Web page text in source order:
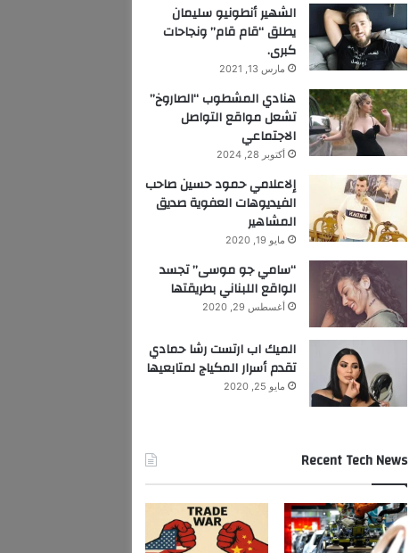
الشهير أنطونيو سليمان
يطلق “قام قام” ونجاحات
كبرى.
مارس 13, 2021
هنادي المشطوب “الصاروخ”
تشعل مواقع التواصل
الاجتماعي
أكتوبر 28, 2024
إلاعلامي حمود حسين صاحب
الفيديوهات العفوية صديق
المشاهير
مايو 19, 2020
“سامي جو موسى” تجسد
الواقع اللبناني بطريقتها
أغسطس 29, 2020
الميك اب ارتست رشا حمادي
تقدم أسرار المكياج لمتابعيها
مايو 25, 2020
Recent Tech News